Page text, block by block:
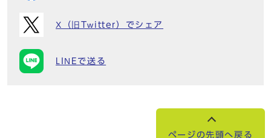
X（旧Twitter）でシェア
LINEで送る
ページの先頭へ戻る